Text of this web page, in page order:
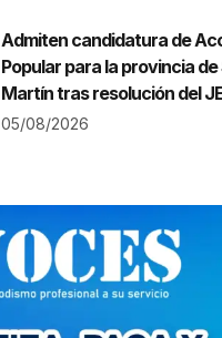
Admiten candidatura de
Popular para la provincia de
Martín tras resolución del
05/08/2026